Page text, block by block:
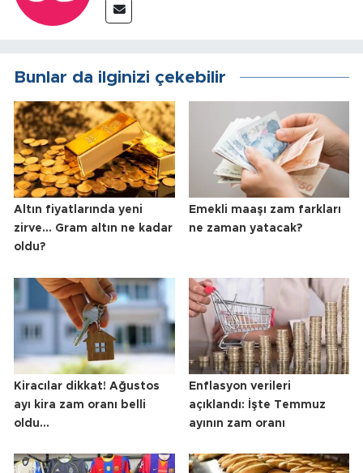
Bunlar da ilginizi çekebilir
Altın fiyatlarında yeni
zirve... Gram altın ne kadar
oldu?
Emekli maaşı zam farkları
ne zaman yatacak?
Kiracılar dikkat! Ağustos
ayı kira zam oranı belli
oldu...
Enflasyon verileri
açıklandı: İşte Temmuz
ayının zam oranı